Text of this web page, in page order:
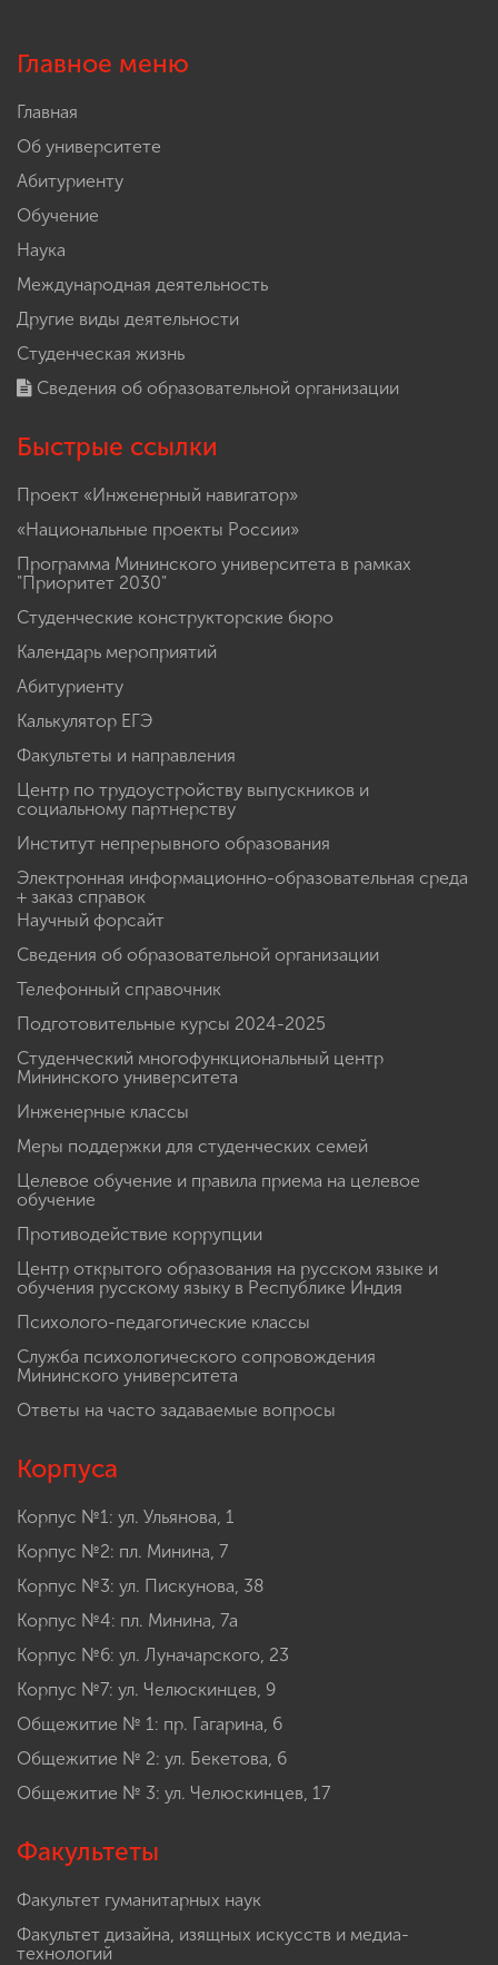
Главное меню
Главная
Об университете
Абитуриенту
Обучение
Наука
Международная деятельность
Другие виды деятельности
Студенческая жизнь
Сведения об образовательной организации
Быстрые ссылки
Проект «Инженерный навигатор»
«Национальные проекты России»
Программа Мининского университета в рамках
"Приоритет 2030"
Студенческие конструкторские бюро
Календарь мероприятий
Абитуриенту
Калькулятор ЕГЭ
Факультеты и направления
Центр по трудоустройству выпускников и
социальному партнерству
Институт непрерывного образования
Электронная информационно-образовательная среда
+ заказ справок
Научный форсайт
Сведения об образовательной организации
Телефонный справочник
Подготовительные курсы 2024-2025
Студенческий многофункциональный центр
Мининского университета
Инженерные классы
Меры поддержки для студенческих семей
Целевое обучение и правила приема на целевое
обучение
Противодействие коррупции
Центр открытого образования на русском языке и
обучения русскому языку в Республике Индия
Психолого-педагогические классы
Служба психологического сопровождения
Мининского университета
Ответы на часто задаваемые вопросы
Корпуса
Корпус №1: ул. Ульянова, 1
Корпус №2: пл. Минина, 7
Корпус №3: ул. Пискунова, 38
Корпус №4: пл. Минина, 7а
Корпус №6: ул. Луначарского, 23
Корпус №7: ул. Челюскинцев, 9
Общежитие № 1: пр. Гагарина, 6
Общежитие № 2: ул. Бекетова, 6
Общежитие № 3: ул. Челюскинцев, 17
Факультеты
Факультет гуманитарных наук
Факультет дизайна, изящных искусств и медиа-
технологий